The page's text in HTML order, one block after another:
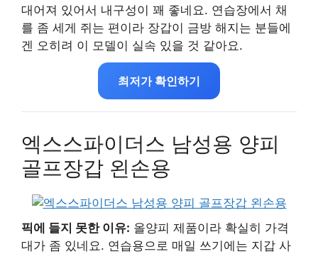
대어져 있어서 내구성이 꽤 좋네요. 연습장에서 채
를 좀 세게 쥐는 편이라 장갑이 금방 해지는 분들에
겐 오히려 이 모델이 실속 있을 것 같아요.
최저가 확인하기
엑스스파이더스 남성용 양피
골프장갑 왼손용
픽에 들지 못한 이유: 올양피 제품이라 확실히 가격
대가 좀 있네요. 연습용으로 매일 쓰기에는 지갑 사